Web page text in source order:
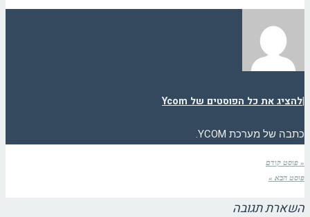
|להציג את כל הפוסטים של Ycom
כתבה של מערכת YCOM.
« פוסט קודם
פוסט הבא »
השארת תגובה